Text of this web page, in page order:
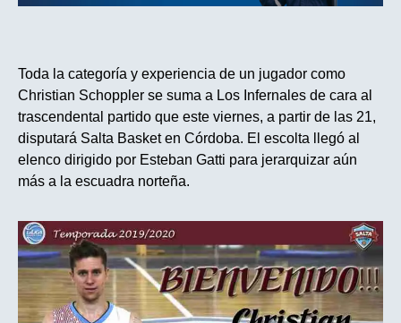
Toda la categoría y experiencia de un jugador como
Christian Schoppler se suma a Los Infernales de cara al
trascendental partido que este viernes, a partir de las 21,
disputará Salta Basket en Córdoba. El escolta llegó al
elenco dirigido por Esteban Gatti para jerarquizar aún
más a la escuadra norteña.